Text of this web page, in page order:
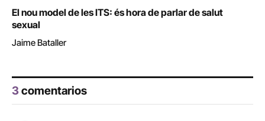
El nou model de les ITS: és hora de parlar de salut
sexual
Jaime Bataller
3comentarios